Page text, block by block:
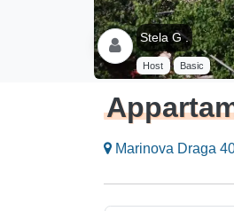
Stela G .
Host Basic
Marinova Draga